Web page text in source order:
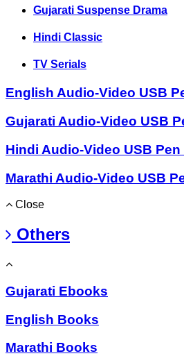
Gujarati Suspense Drama
Hindi Classic
TV Serials
English Audio-Video USB
Gujarati Audio-Video USB
Hindi Audio-Video USB Pen
Marathi Audio-Video USB
Close
Others
Gujarati Ebooks
English Books
Marathi Books